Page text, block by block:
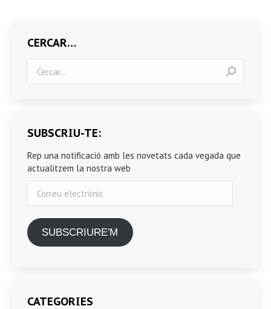
CERCAR…
SUBSCRIU-TE:
Rep una notificació amb les novetats cada vegada que
actualitzem la nostra web
electrònic
SUBSCRIURE'M
CATEGORIES